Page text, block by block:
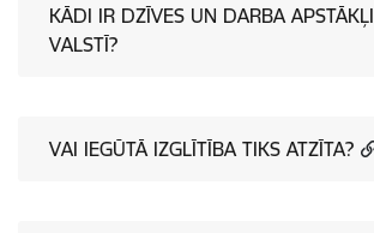
KĀDI IR DZĪVES UN DARBA APSTĀKĻI
VALSTĪ?
VAI IEGŪTĀ IZGLĪTĪBA TIKS ATZĪTA?